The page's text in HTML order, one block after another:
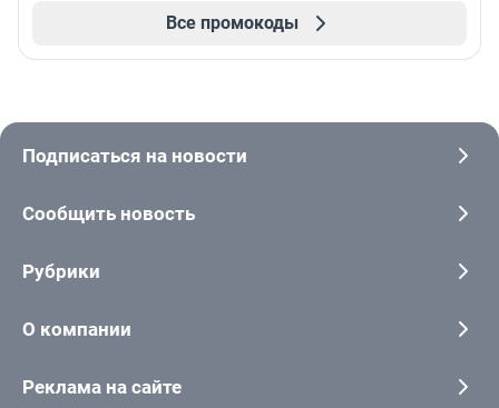
Все промокоды
Подписаться на новости
Сообщить новость
Рубрики
О компании
Реклама на сайте